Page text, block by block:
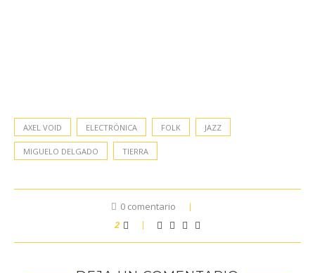
AXEL VOID ELECTRÓNICA FOLK JAZZ
MIGUELO DELGADO TIERRA
0 comentario
2